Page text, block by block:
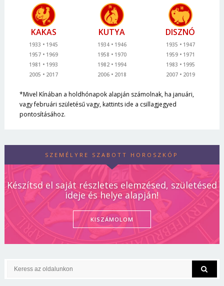
KAKAS
1933
1945
1957
1969
1981
1993
2005
2017
KUTYA
1934
1946
1958
1970
1982
1994
2006
2018
DISZNÓ
1935
1947
1959
1971
1983
1995
2007
2019
*Mivel Kínában a holdhónapok alapján számolnak, ha januári,
vagy februári születésű vagy, kattints ide a csillagjegyed
pontosításához.
SZEMÉLYRE SZABOTT HOROSZKÓP
Készítsd el saját részletes elemzésed, születésed
ideje és helye alapján!
KISZÁMOLOM